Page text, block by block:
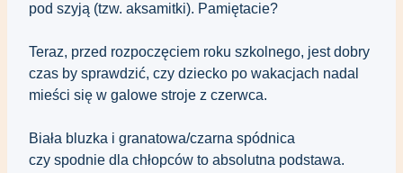
pod szyją (tzw. aksamitki). Pamiętacie?
Teraz, przed rozpoczęciem roku szkolnego, jest dobry
czas by sprawdzić, czy dziecko po wakacjach nadal
mieści się w galowe stroje z czerwca.
Biała bluzka i granatowa/czarna spódnica
czy spodnie dla chłopców to absolutna podstawa.